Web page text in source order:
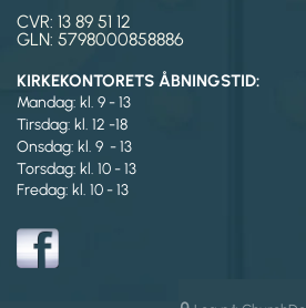
CVR: 13 89 51 12
GLN: 5798000858886
KIRKEKONTORETS ÅBNINGSTID:
Mandag: kl. 9 - 13
Tirsdag: kl. 12 -18
Onsdag: kl. 9 - 13
Torsdag: kl. 10 - 13
Fredag: kl. 10 - 13